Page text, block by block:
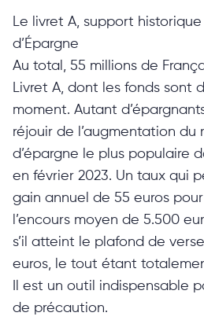
Le livret A, support
d’Épargne
Au total, 55 millions de
Livret A, dont les fonds sont
moment. Autant
réjouir de l’augmentation du
d’épargne le plus populaire
en février 2023. Un taux qui
gain annuel de 55 euros
l’encours moyen de 5.500
s’il atteint le plafond de
euros, le tout étant
Il est un outil indispensable
de précaution.